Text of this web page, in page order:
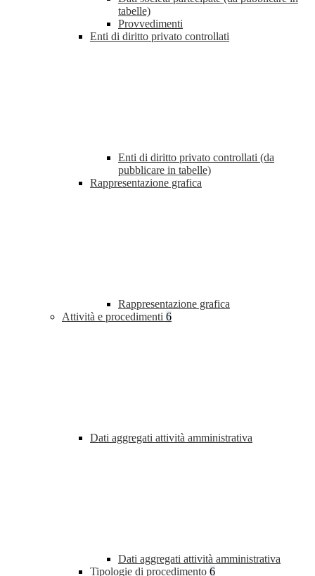
tabelle)
Provvedimenti
Enti di diritto privato controllati
Enti di diritto privato controllati (da
pubblicare in tabelle)
Rappresentazione grafica
Rappresentazione grafica
Attività e procedimenti 6
Dati aggregati attività amministrativa
Dati aggregati attività amministrativa
Tipologie di procedimento 6